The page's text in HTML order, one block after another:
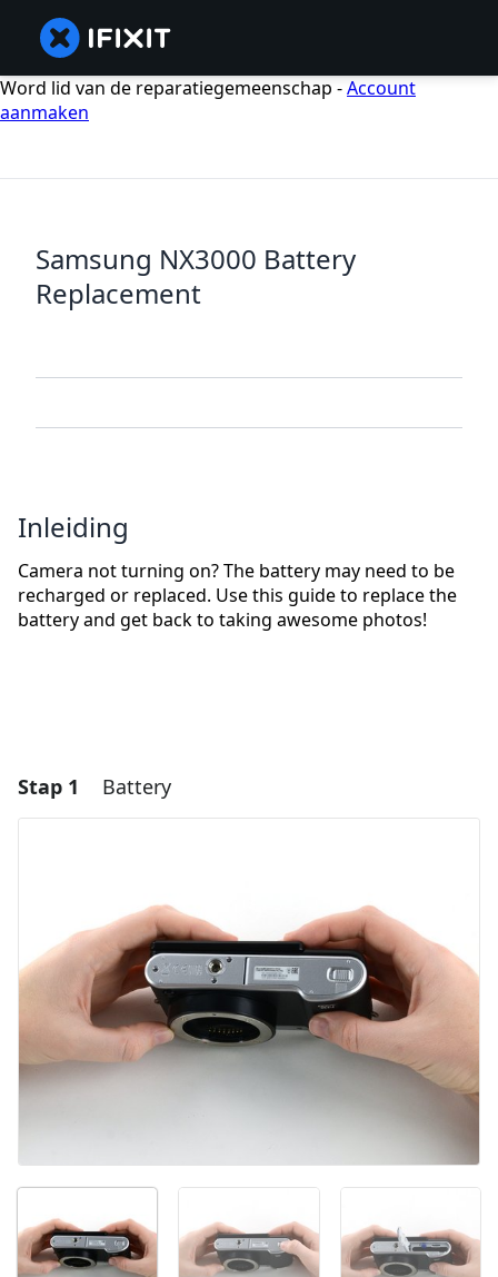
Word lid van de reparatiegemeenschap -Account
aanmaken
Samsung NX3000 Battery
Replacement
Inleiding
Camera not turning on? The battery may need to be
recharged or replaced. Use this guide to replace the
battery and get back to taking awesome photos!
Stap 1 Battery